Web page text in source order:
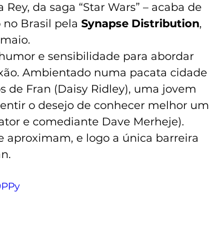
da saga “Star Wars” – acaba de
Brasil pela Synapse Distribution,
e sensibilidade para abordar
Ambientado numa pacata cidade
de Fran (Daisy Ridley), uma jovem
o desejo de conhecer melhor um
e comediante Dave Merheje).
aproximam, e logo a única barreira